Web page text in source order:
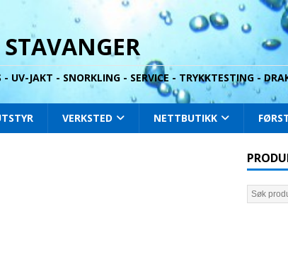
- UV-JAKT - SNORKLING - SERVICE - TRYKKTESTING -
VERKSTED NETTBUTIKK